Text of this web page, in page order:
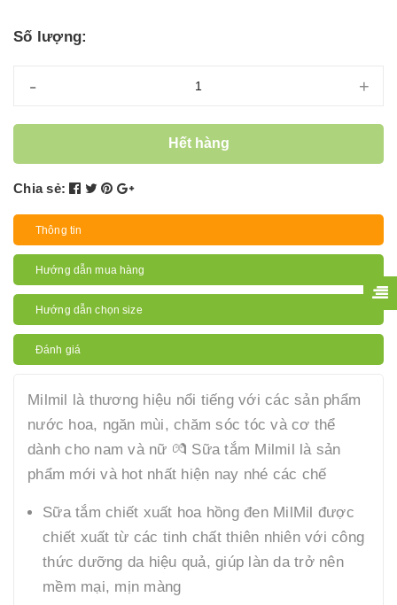
Số lượng:
- +
Hết hàng
Chia sẻ:
Thông tin
Hướng dẫn mua hàng
Hướng dẫn chọn size
Đánh giá
Milmil là thương hiệu nổi tiếng với các sản phẩm
nước hoa, ngăn mùi, chăm sóc tóc và cơ thể
dành cho nam và nữ 💏 Sữa tắm Milmil là sản
phẩm mới và hot nhất hiện nay nhé các chế
Sữa tắm chiết xuất hoa hồng đen MilMil được
chiết xuất từ các tinh chất thiên nhiên với công
thức dưỡng da hiệu quả, giúp làn da trở nên
mềm mại, mịn màng